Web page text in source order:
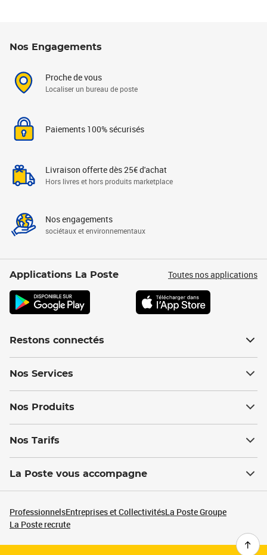
Nos Engagements
Proche de vous
Localiser un bureau de poste
Paiements 100% sécurisés
Livraison offerte dès 25€ d'achat
Hors livres et hors produits marketplace
Nos engagements
sociétaux et environnementaux
Applications La Poste Toutes nos applications
Restons connectés
Nos Services
Nos Produits
Nos Tarifs
La Poste vous accompagne
ProfessionnelsEntreprises et CollectivitésLa Poste Groupe
La Poste recrute